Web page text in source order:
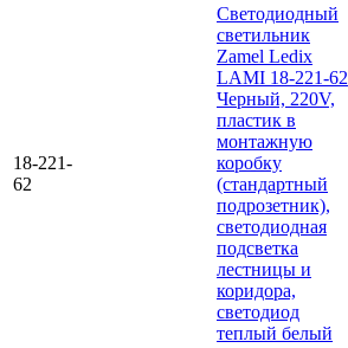
18-221-
62
Светодиодный
светильник
Zamel Ledix
LAMI 18-221-62
Черный, 220V,
пластик в
монтажную
коробку
(стандартный
подрозетник),
светодиодная
подсветка
лестницы и
коридора,
светодиод
теплый белый